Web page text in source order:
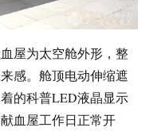
屋为太空舱外形，整
感。舱顶电动伸缩遮
的科普LED液晶显示
血屋工作日正常开